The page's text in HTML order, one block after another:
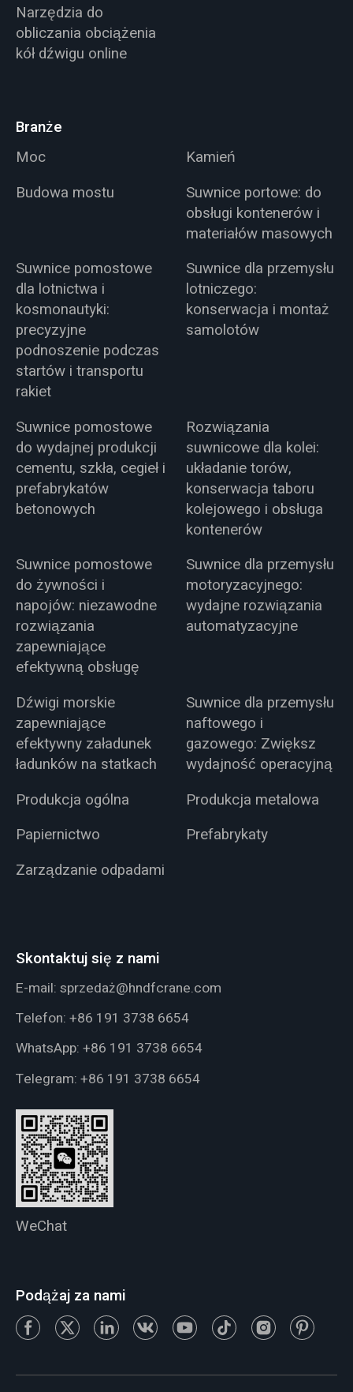
Narzędzia do
obliczania obciążenia
kół dźwigu online
Branże
Moc
Kamień
Budowa mostu
Suwnice portowe: do
obsługi kontenerów i
materiałów masowych
Suwnice pomostowe
dla lotnictwa i
kosmonautyki:
precyzyjne
podnoszenie podczas
startów i transportu
rakiet
Suwnice dla przemysłu
lotniczego:
konserwacja i montaż
samolotów
Suwnice pomostowe
do wydajnej produkcji
cementu, szkła, cegieł i
prefabrykatów
betonowych
Rozwiązania
suwnicowe dla kolei:
układanie torów,
konserwacja taboru
kolejowego i obsługa
kontenerów
Suwnice pomostowe
do żywności i
napojów: niezawodne
rozwiązania
zapewniające
efektywną obsługę
Suwnice dla przemysłu
motoryzacyjnego:
wydajne rozwiązania
automatyzacyjne
Dźwigi morskie
zapewniające
efektywny załadunek
ładunków na statkach
Suwnice dla przemysłu
naftowego i
gazowego: Zwiększ
wydajność operacyjną
Produkcja ogólna
Produkcja metalowa
Papiernictwo
Prefabrykaty
Zarządzanie odpadami
Skontaktuj się z nami
E-mail: sprzedaż@hndfcrane.com
Telefon: +86 191 3738 6654
WhatsApp: +86 191 3738 6654
Telegram: +86 191 3738 6654
WeChat
Podążaj za nami